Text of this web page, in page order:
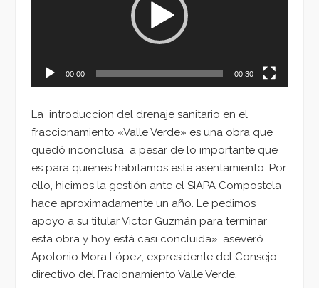
00:00 00:30
La introduccion del drenaje sanitario en el
fraccionamiento «Valle Verde» es una obra que
quedó inconclusa a pesar de lo importante que
es para quienes habitamos este asentamiento. Por
ello, hicimos la gestión ante el SIAPA Compostela
hace aproximadamente un año. Le pedimos
apoyo a su titular Victor Guzmán para terminar
esta obra y hoy está casi concluida», aseveró
Apolonio Mora López, expresidente del Consejo
directivo del Fracionamiento Valle Verde.